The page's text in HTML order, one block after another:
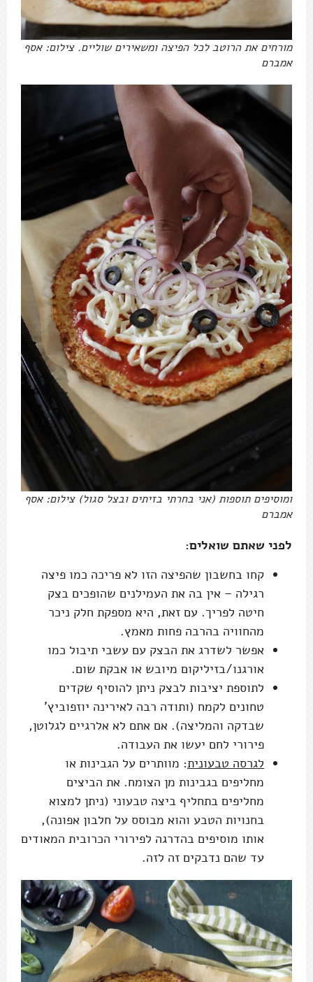
מורחים את הרוטב לכל הפיצה ומשאירים שוליים. צילום: אסף
אמברם
ומוסיפים תוספות (אני בחרתי בזיתים ובצל סגול) צילום: אסף
אמברם
לפני שאתם שואלים:
קחו בחשבון שהפיצה הזו לא פריכה כמו פיצה
רגילה – אין בה את העמילנים שהופכים בצק
חיטה לפריך. עם זאת, היא מספקת חלק ניכר
מהחוויה בהרבה פחות מאמץ.
אפשר לשדרג את הבצק עם עשבי תיבול כמו
אורגנו/בזיליקום מיובש או אבקת שום.
לתוספת יציבות לבצק ניתן להוסיף שקדים
טחונים לקמח (ותודה רבה לאירינה יוזפוביץ'
שבדקה והמליצה). אם אתם לא אלרגיים לגלוטן,
פירורי לחם יעשו את העבודה.
לגרסה טבעונית: מוותרים על הגבינות או
מחליפים בגבינות מן הצומח. את הביצים
מחליפים בתחליף ביצה טבעוני (ניתן למצוא
בחנויות הטבע והוא מבוסס על חלבון אפונה),
אותו מוסיפים בהדרגה לפירורי הכרובית המאודים
עד שהם נדבקים זה לזה.